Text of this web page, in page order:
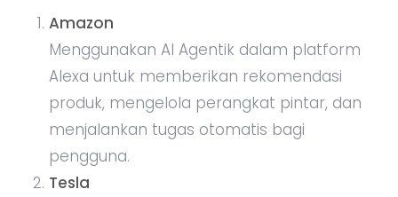
Amazon
Menggunakan AI Agentik dalam platform
Alexa untuk memberikan rekomendasi
produk, mengelola perangkat pintar, dan
menjalankan tugas otomatis bagi
pengguna.
Tesla